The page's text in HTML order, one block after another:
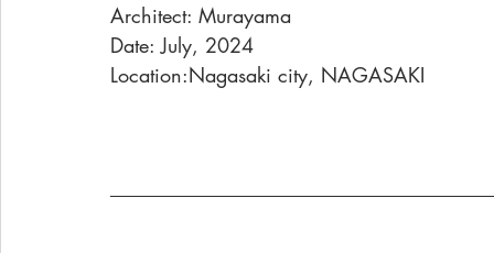
Architect: Murayama
Date: July, 2024
Location:Nagasaki city, NAGASAKI